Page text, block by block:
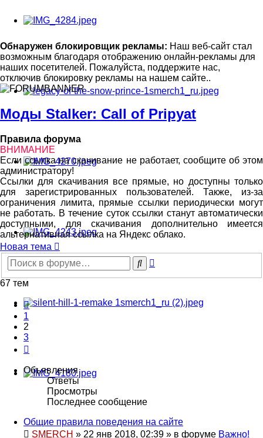
Обнаружен блокировщик рекламы: Наш веб-сайт стал
возможным благодаря отображению онлайн-рекламы для
наших посетителей. Пожалуйста, поддержите нас,
отключив блокировку рекламы на нашем сайте..
Моды Stalker: Call of Pripyat
Правила форума
ВНИМАНИЕ
Если ссылка на скачивание не работает, сообщите об этом
администратору!
Ссылки для скачивания все прямые, но доступны только
для зарегистрированных пользователей. Также, из-за
ограничения лимита, прямые ссылки периодически могут
не работать. В течение суток ссылки станут автоматически
доступными, для скачивания дополнительно имеется
альтернативная ссылка на Яндекс облако.
Новая тема
Поиск
67 тем
Пред.
1
2
3
Объявления
Ответы
Просмотры
Последнее сообщение
Общие правила поведения на сайте
SMERCH » 22 янв 2018, 02:39 » в форуме Важно!